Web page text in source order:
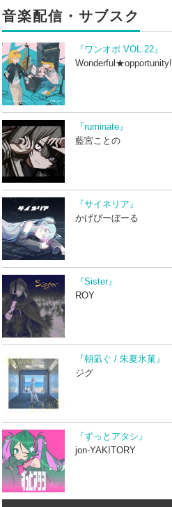
音楽配信・サブスク
『ワンオポ VOL.22』
Wonderful★opportunity!
『ruminate』
藍宮ことの
『サイネリア』
かげぴーぼーる
『Sister』
ROY
『朝凪ぐ / 朱夏氷菓』
ジグ
『ずっとアタシ』
jon-YAKITORY